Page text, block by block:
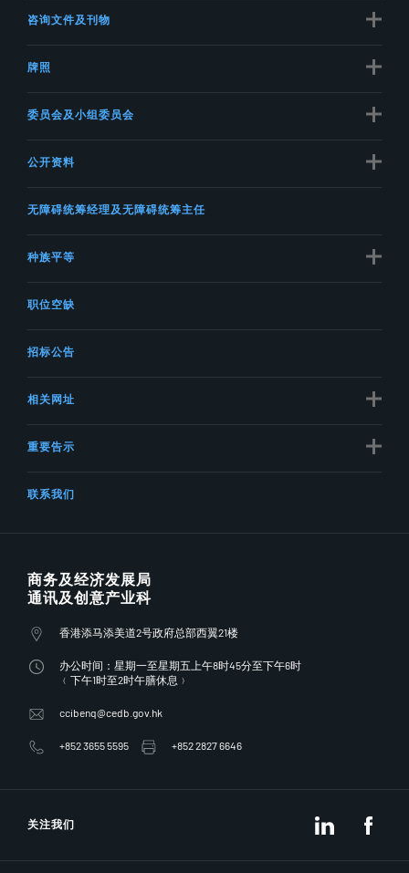
咨询文件及刊物
牌照
委员会及小组委员会
公开资料
无障碍统筹经理及无障碍统筹主任
种族平等
职位空缺
招标公告
相关网址
重要告示
联系我们
商务及经济发展局
通讯及创意产业科
香港添马添美道2号政府总部西翼21楼
办公时间：星期一至星期五上午8时45分至下午6时
﹙下午1时至2时午膳休息﹚
ccibenq@cedb.gov.hk
+852 3655 5595 +852 2827 6646
关注我们 LinkedIn